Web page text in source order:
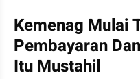
Kemenag Mulai
Pembayaran
Itu Mustahil